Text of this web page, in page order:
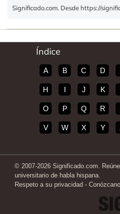
Significado.com. Desde https://
Índice
A B C D
H I J K
O P Q R
V W X Y
© 2007-2026 Significado.com.
universitario de habla hispana.
Respeto a su privacidad -